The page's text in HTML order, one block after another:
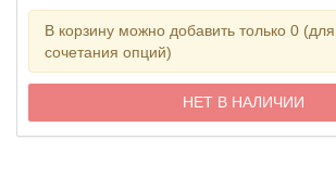
В корзину можно добавить только 0
сочетания опций)
НЕТ В НАЛИЧИИ